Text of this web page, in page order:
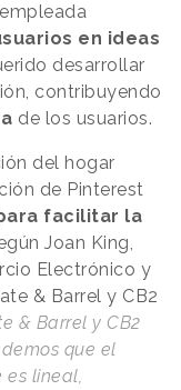
en ideas
desarrollar
contribuyendo
de los usuarios.
del hogar
de Pinterest
facilitar la
Joan King,
Electrónico y
& Barrel y CB2
& Barrel y CB2
que el
es lineal,